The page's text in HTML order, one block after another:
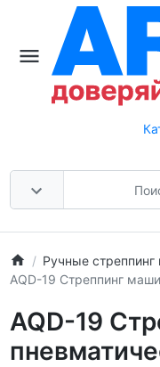
Ручные
AQD-19 Стреппинг
AQD-19